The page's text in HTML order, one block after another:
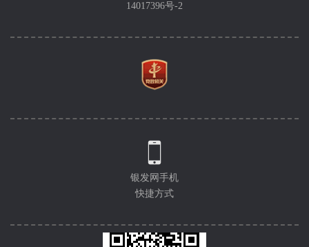
14017396号-2
银发网手机
快捷方式